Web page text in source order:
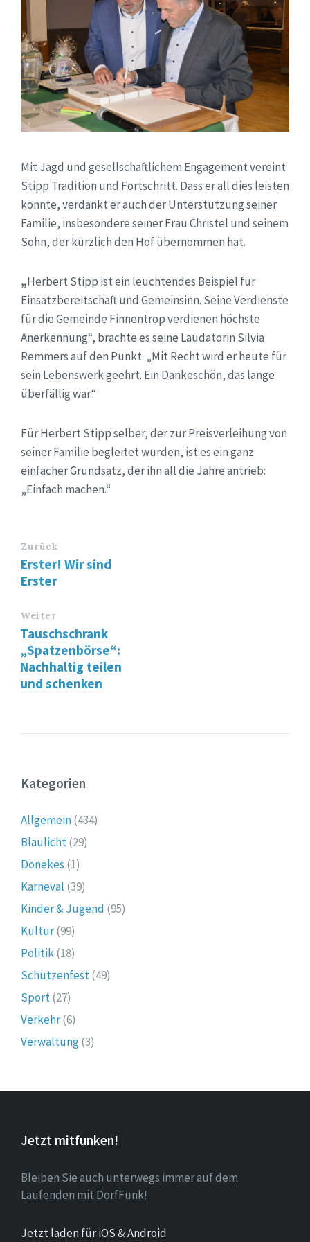
Mit Jagd und gesellschaftlichem Engagement vereint
Stipp Tradition und Fortschritt. Dass er all dies leisten
konnte, verdankt er auch der Unterstützung seiner
Familie, insbesondere seiner Frau Christel und seinem
Sohn, der kürzlich den Hof übernommen hat.
„Herbert Stipp ist ein leuchtendes Beispiel für
Einsatzbereitschaft und Gemeinsinn. Seine Verdienste
für die Gemeinde Finnentrop verdienen höchste
Anerkennung“, brachte es seine Laudatorin Silvia
Remmers auf den Punkt. „Mit Recht wird er heute für
sein Lebenswerk geehrt. Ein Dankeschön, das lange
überfällig war.“
Für Herbert Stipp selber, der zur Preisverleihung von
seiner Familie begleitet wurden, ist es ein ganz
einfacher Grundsatz, der ihn all die Jahre antrieb:
„Einfach machen.“
Zurück
Erster! Wir sind
Erster
Weiter
Tauschschrank
„Spatzenbörse“:
Nachhaltig teilen
und schenken
Kategorien
Allgemein(434)
Blaulicht(29)
Dönekes (1)
Karneval (39)
Kinder & Jugend (95)
Kultur(99)
Politik(18)
Schützenfest(49)
Sport(27)
Verkehr(6)
Verwaltung(3)
Jetzt mitfunken!
Bleiben Sie auch unterwegs immer auf dem
Laufenden mit DorfFunk!
Jetzt laden für iOS & Android